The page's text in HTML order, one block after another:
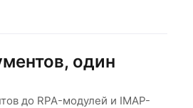
один
до RPA-модулей и IMAP-